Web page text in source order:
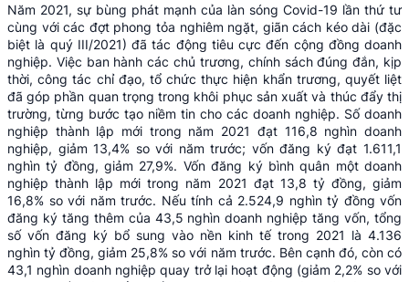
Năm 2021, sự bùng phát mạnh của làn sóng Covid-19 lần thứ tư
cùng với các đợt phong tỏa nghiêm ngặt, giãn cách kéo dài (đặc
biệt là quý III/2021) đã tác động tiêu cực đến cộng đồng doanh
nghiệp. Việc ban hành các chủ trương, chính sách đúng đắn, kịp
thời, công tác chỉ đạo, tổ chức thực hiện khẩn trương, quyết liệt
đã góp phần quan trọng trong khôi phục sản xuất và thúc đẩy thị
trường, từng bước tạo niềm tin cho các doanh nghiệp. Số doanh
nghiệp thành lập mới trong năm 2021 đạt 116,8 nghìn doanh
nghiệp, giảm 13,4% so với năm trước; vốn đăng ký đạt 1.611,1
nghìn tỷ đồng, giảm 27,9%. Vốn đăng ký bình quân một doanh
nghiệp thành lập mới trong năm 2021 đạt 13,8 tỷ đồng, giảm
16,8% so với năm trước. Nếu tính cả 2.524,9 nghìn tỷ đồng vốn
đăng ký tăng thêm của 43,5 nghìn doanh nghiệp tăng vốn, tổng
số vốn đăng ký bổ sung vào nền kinh tế trong 2021 là 4.136
nghìn tỷ đồng, giảm 25,8% so với năm trước. Bên cạnh đó, còn có
43,1 nghìn doanh nghiệp quay trở lại hoạt động (giảm 2,2% so với